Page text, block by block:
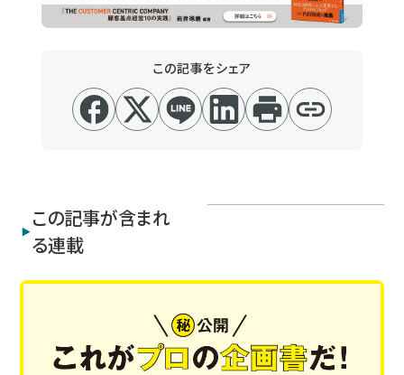
この記事をシェア
この記事が含まれ
る連載